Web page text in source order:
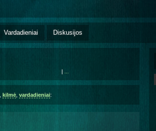
Vardadieniai Diskusijos
|
kilmė vardadieniai: